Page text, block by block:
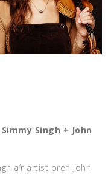
Simmy Singh + John
a’r artist pren John